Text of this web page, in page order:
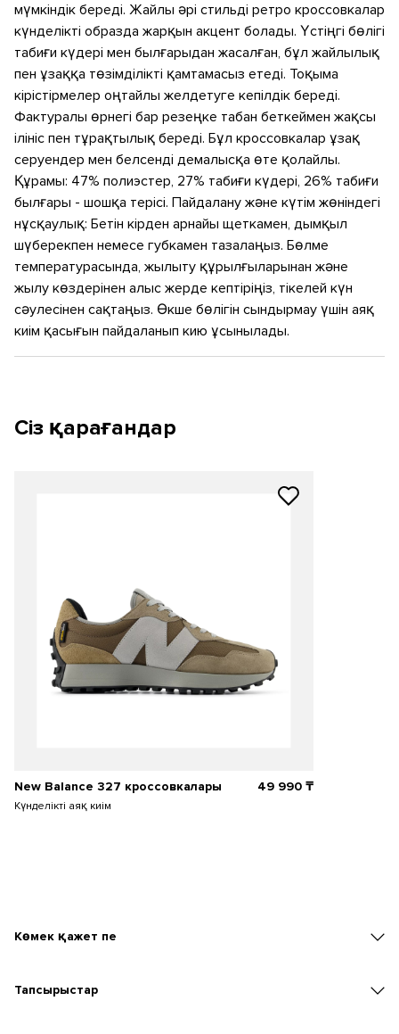
мүмкіндік береді. Жайлы әрі стильді ретро кроссовкалар
күнделікті образда жарқын акцент болады. Үстіңгі бөлігі
табиғи күдері мен былғарыдан жасалған, бұл жайлылық
пен ұзаққа төзімділікті қамтамасыз етеді. Тоқыма
кірістірмелер оңтайлы желдетуге кепілдік береді.
Фактуралы өрнегі бар резеңке табан беткеймен жақсы
ілініс пен тұрақтылық береді. Бұл кроссовкалар ұзақ
серуендер мен белсенді демалысқа өте қолайлы.
Құрамы: 47% полиэстер, 27% табиғи күдері, 26% табиғи
былғары - шошқа терісі. Пайдалану және күтім жөніндегі
нұсқаулық: Бетін кірден арнайы щеткамен, дымқыл
шүберекпен немесе губкамен тазалаңыз. Бөлме
температурасында, жылыту құрылғыларынан және
жылу көздерінен алыс жерде кептіріңіз, тікелей күн
сәулесінен сақтаңыз. Өкше бөлігін сындырмау үшін аяқ
киім қасығын пайдаланып кию ұсынылады.
Сіз қарағандар
New Balance 327 кроссовкалары
Күнделікті аяқ киім
49 990₸
Көмек қажет пе
Тапсырыстар